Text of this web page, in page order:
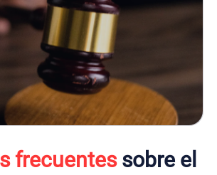
frecuentessobre el